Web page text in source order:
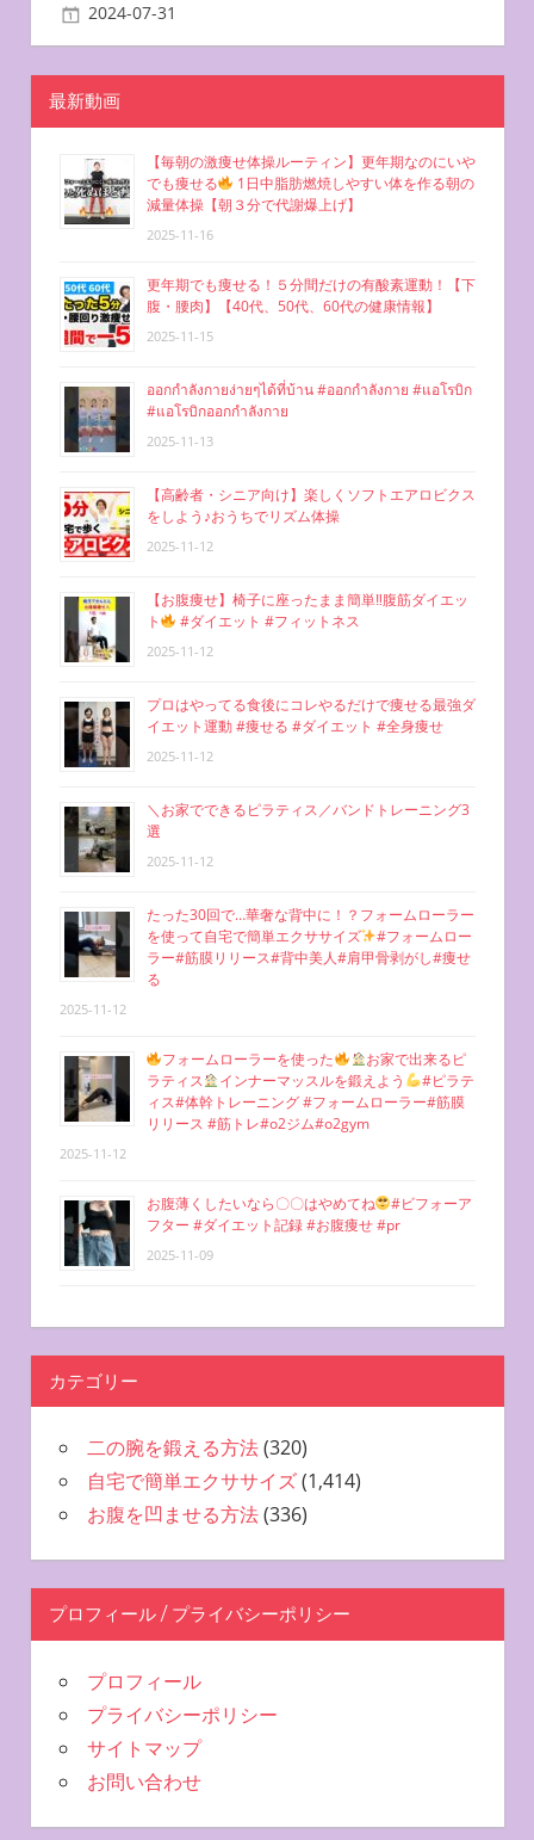
ョ
ン
2024-07-31
最新動画
【毎朝の激痩せ体操ルーティン】更年期なのにいや
でも痩せる
1日中脂肪燃焼しやすい体を作る朝の
減量体操【朝３分で代謝爆上げ】
2025-11-16
更年期でも痩せる！５分間だけの有酸素運動！【下
腹・腰肉】【40代、50代、60代の健康情報】
2025-11-15
ออกกำลังกายง่ายๆได้ที่บ้าน #ออกกำลังกาย #แอโรบิก
#แอโรบิกออกกำลังกาย
2025-11-13
【高齢者・シニア向け】楽しくソフトエアロビクス
をしよう♪おうちでリズム体操
2025-11-12
【お腹痩せ】椅子に座ったまま簡単‼︎腹筋ダイエッ
ト
#ダイエット #フィットネス
2025-11-12
プロはやってる食後にコレやるだけで痩せる最強ダ
イエット運動 #痩せる #ダイエット #全身痩せ
2025-11-12
＼お家でできるピラティス／バンドトレーニング3
選
2025-11-12
たった30回で…華奢な背中に！？フォームローラー
を使って自宅で簡単エクササイズ
#フォームロー
ラー#筋膜リリース#背中美人#肩甲骨剥がし#痩せ
る
2025-11-12
フォームローラーを使った
お家で出来るピ
ラティス
インナーマッスルを鍛えよう
#ピラテ
ィス#体幹トレーニング #フォームローラー#筋膜
リリース #筋トレ#o2ジム#o2gym
2025-11-12
お腹薄くしたいなら〇〇はやめてね
#ビフォーア
フター #ダイエット記録 #お腹痩せ #pr
2025-11-09
カテゴリー
二の腕を鍛える方法(320)
自宅で簡単エクササイズ(1,414)
お腹を凹ませる方法(336)
プロフィール / プライバシーポリシー
プロフィール
プライバシーポリシー
サイトマップ
お問い合わせ